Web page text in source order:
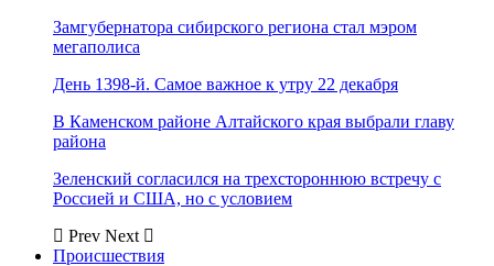
Замгубернатора сибирского региона стал мэром
мегаполиса
День 1398-й. Самое важное к утру 22 декабря
В Каменском районе Алтайского края выбрали главу
района
Зеленский согласился на трехстороннюю встречу с
Россией и США, но с условием
Prev Next
Происшествия